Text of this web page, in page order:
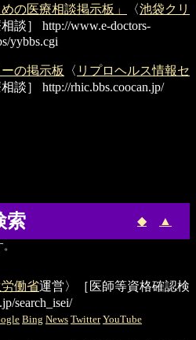
の医療相談掲示板」 〈池袋クリ
談］
http://www.e-doctors-
yybbs.cgi
の掲示板 〈 リプロヘルス情報セ
談］ http://rhic.bbs.coocan.jp/
索 ◆ ▲
労働省運営〉［医師等資格確認検
search_isei/
Bing News Twitter YouTube